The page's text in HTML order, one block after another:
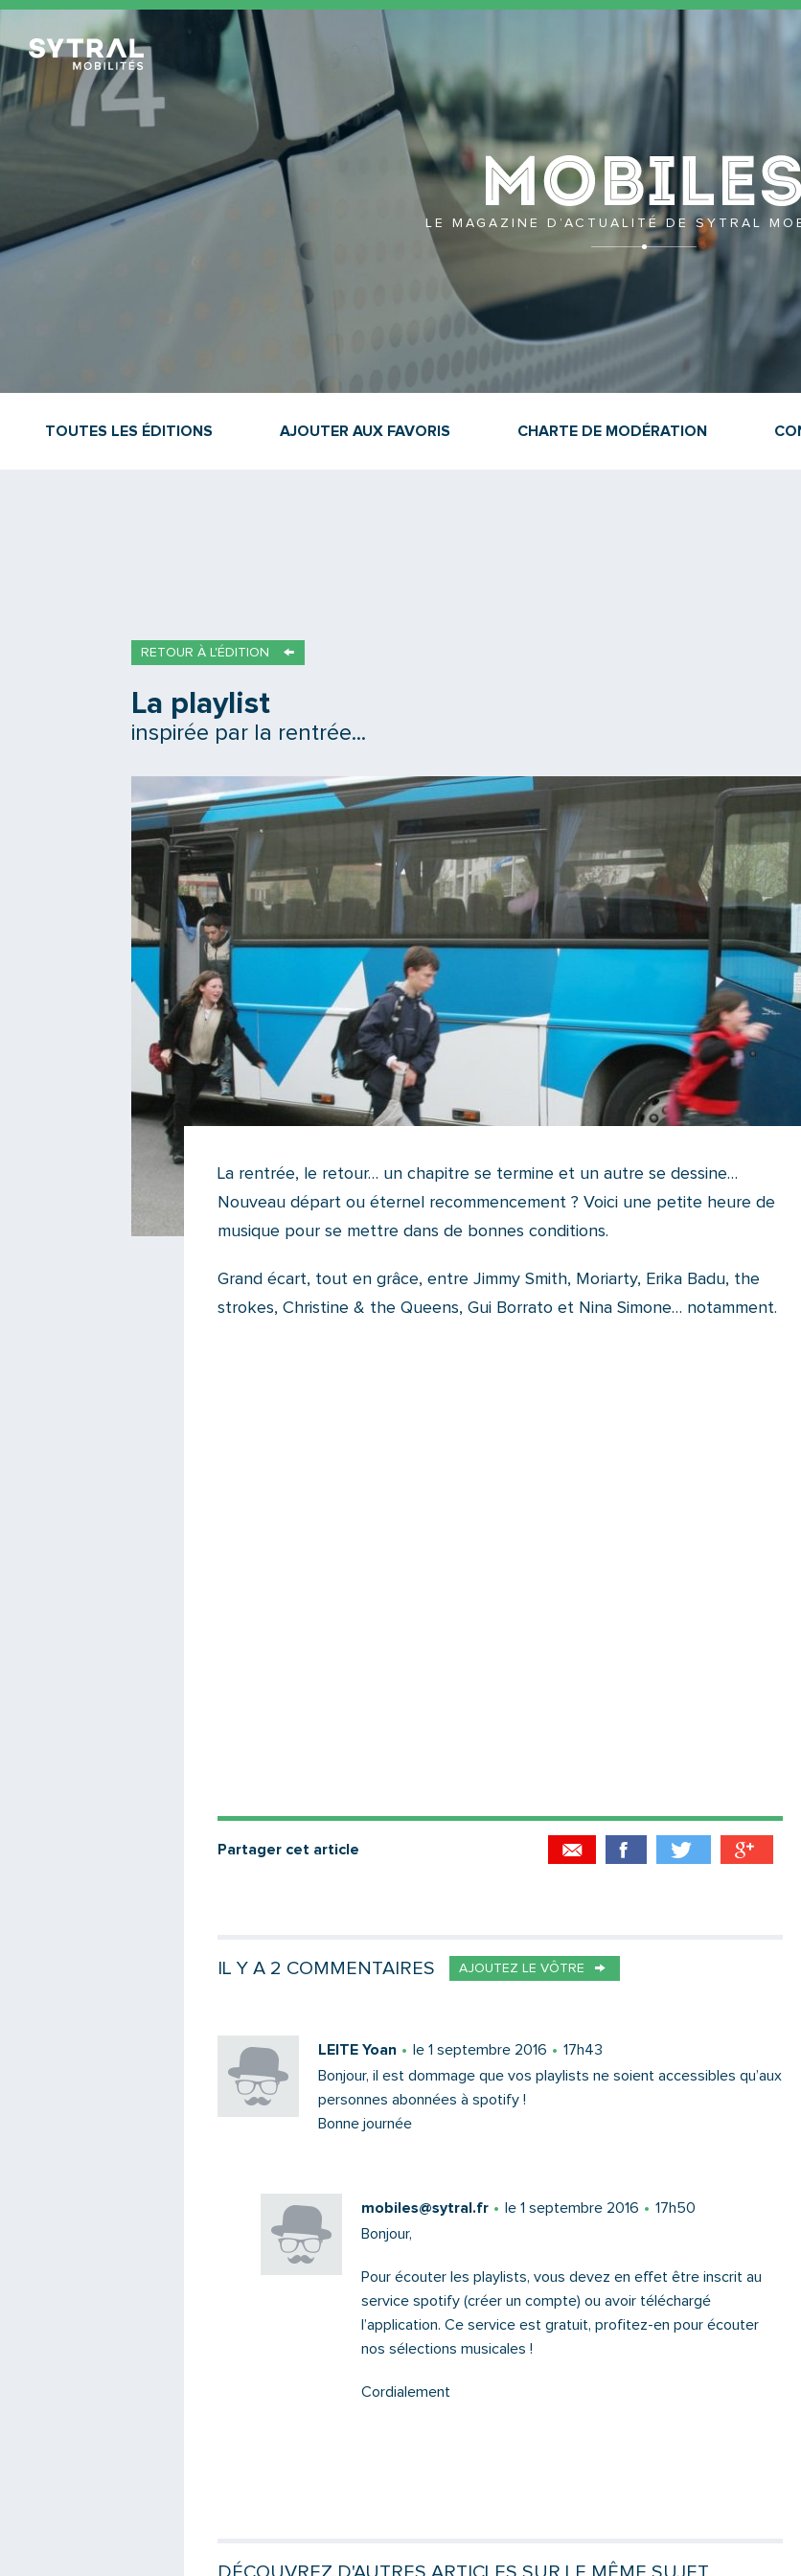
TCL Sytral
LE MAGAZINE D’ACTUALITÉ DE SYTRAL
TOUTES LES ÉDITIONS AJOUTER AUX FAVORIS CHARTE DE MODÉRATION
RETOUR À L'ÉDITION
La playlist
inspirée par la rentrée...
La rentrée, le retour… un chapitre se termine et un autre se dessine…
Nouveau départ ou éternel recommencement ? Voici une petite heure de
musique pour se mettre dans de bonnes conditions.
Grand écart, tout en grâce, entre Jimmy Smith, Moriarty, Erika Badu, the
strokes, Christine & the Queens, Gui Borrato et Nina Simone… notamment.
Partager cet article
PARTAGER
IL Y A 2 COMMENTAIRES AJOUTEZ LE VÔTRE
LEITE Yoan le 1 septembre 2016
17h43
Bonjour, il est dommage que vos playlists ne soient accessibles qu’aux
personnes abonnées à spotify !
Bonne journée
mobiles@sytral.fr le 1 septembre 2016
17h50
Bonjour,
Pour écouter les playlists, vous devez en effet être inscrit au
service spotify (créer un compte) ou avoir téléchargé
l’application. Ce service est gratuit, profitez-en pour écouter
nos sélections musicales !
Cordialement
DÉCOUVREZ D'AUTRES ARTICLES SUR LE MÊME SUJET